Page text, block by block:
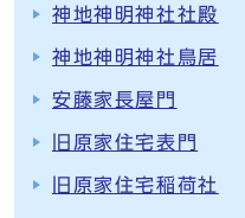
神地神明神社社殿
神地神明神社鳥居
安藤家長屋門
旧原家住宅表門
旧原家住宅稲荷社